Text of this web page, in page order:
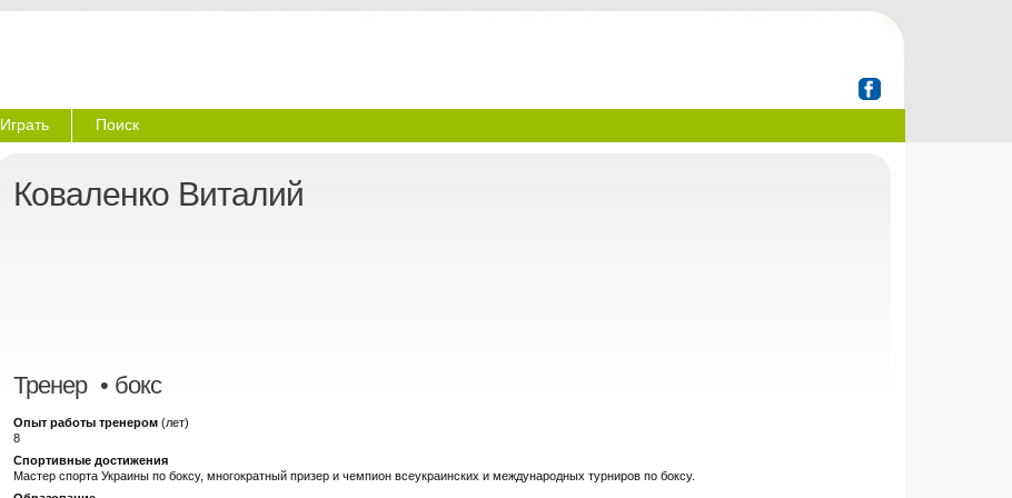
Играть Поиск
Коваленко Виталий
Тренер• бокс
Опыт работы тренером (лет)
8
Спортивные достижения
Мастер спорта Украины по боксу, многократный призер и чемпион всеукраинских и международных турниров по боксу.